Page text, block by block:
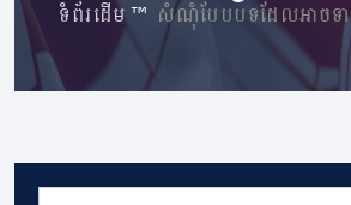
ទំព័រដើម» សំណុំបែបបទដែលអាចទ